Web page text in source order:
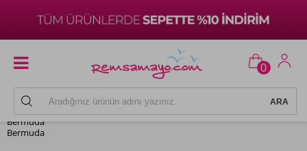
0
Bermuda
Bermuda